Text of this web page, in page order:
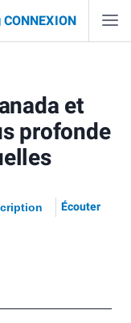
CONNEXION
et
profonde
Écouter